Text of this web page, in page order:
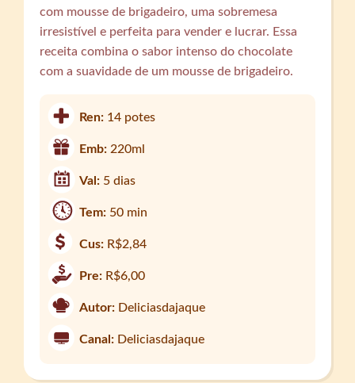
com mousse de brigadeiro, uma sobremesa
irresistível e perfeita para vender e lucrar. Essa
receita combina o sabor intenso do chocolate
com a suavidade de um mousse de brigadeiro.
Ren: 14 potes
Emb:220ml
Val: 5 dias
Tem: 50 min
Cus: R$2,84
Pre: R$6,00
Autor: Deliciasdajaque
Canal: Deliciasdajaque